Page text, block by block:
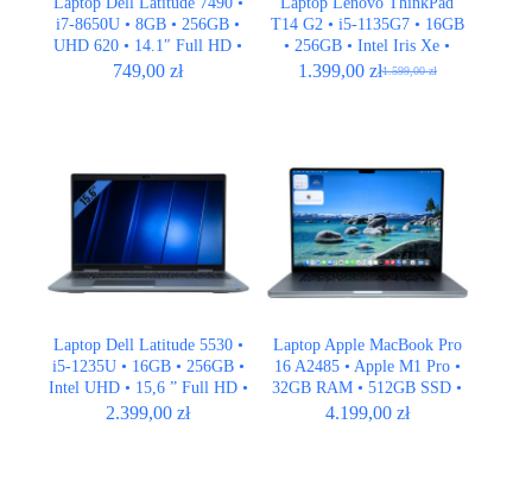
i7-8650U • 8GB • 256GB •
UHD 620 • 14.1″ Full HD •
QWERTY US
749,00zł
T14 G2 • i5-1135G7 • 16GB
• 256GB • Intel Iris Xe •
14,1″ Full HD
1.599,00zł
Pierwotna
1.399,00 zł
Aktualna
Laptop Dell Latitude 5530 •
i5-1235U • 16GB • 256GB •
Intel UHD • 15,6 ” Full HD •
QWERTY US
2.399,00zł
Laptop Apple MacBook Pro
16 A2485 • Apple M1 Pro •
32GB RAM • 512GB SSD •
16″ Retina • ISO
4.199,00 zł